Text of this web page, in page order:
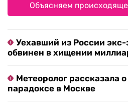
Объясняем
Уехавший из России
обвинен в хищении
Метеоролог рассказала
парадоксе в Москве